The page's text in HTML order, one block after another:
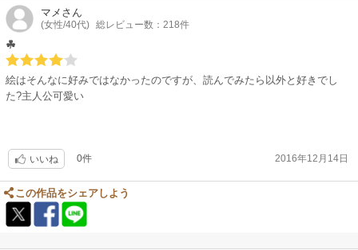
マメ さん
(女性/40代) 総レビュー数：218件
☘
絵はそんなに好みではなかったのですが、読んでみたら以外と好きでし
た?主人公可愛い
いいね 0件 2016年12月14日
この作品をシェアしよう